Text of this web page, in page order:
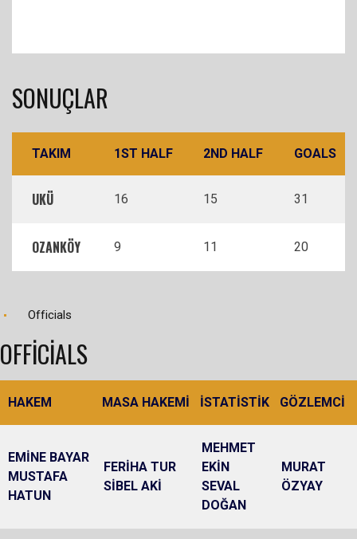
SONUÇLAR
TAKIM 1ST HALF 2ND HALF GOALS
UKÜ 16 15 31
OZANKÖY 9 11 20
Officials
OFFICIALS
HAKEM MASA HAKEMİ İSTATİSTİK GÖZLEMCİ
EMİNE BAYAR
MUSTAFA
HATUN
FERİHA TUR
SİBEL AKİ
MEHMET
EKİN
SEVAL
DOĞAN
MURAT
ÖZYAY